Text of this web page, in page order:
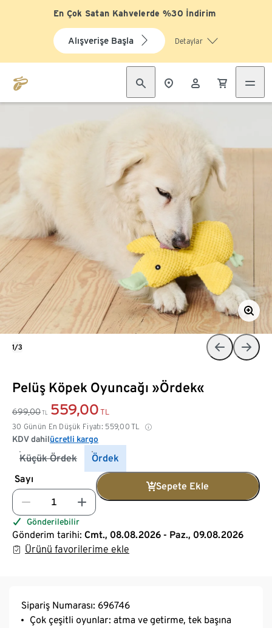
En Çok Satan Kahvelerde %30 İndirim
Alışverişe Başla Detaylar
Pelüş Köpek Oyuncağı »Ördek«
699,00 TL 559,00 TL
30 Günün En Düşük Fiyatı: 559,00 TL
KDV dahilücretli kargo
Küçük Ördek
Ördek
Sayı
Sepete Ekle
Gönderilebilir
Gönderim tarihi: Cmt., 08.08.2026 - Paz., 09.08.2026
Ürünü favorilerime ekle
1/3
Sipariş Numarası: 696746
Çok çeşitli oyunlar: atma ve getirme, tek başına